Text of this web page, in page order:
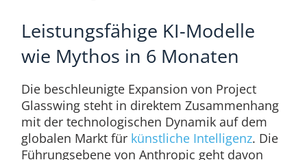
Leistungsfähige KI-Modelle
wie Mythos in 6 Monaten
Die beschleunigte Expansion von Project
Glasswing steht in direktem Zusammenhang
mit der technologischen Dynamik auf dem
globalen Markt für künstliche Intelligenz. Die
Führungsebene von Anthropic geht davon